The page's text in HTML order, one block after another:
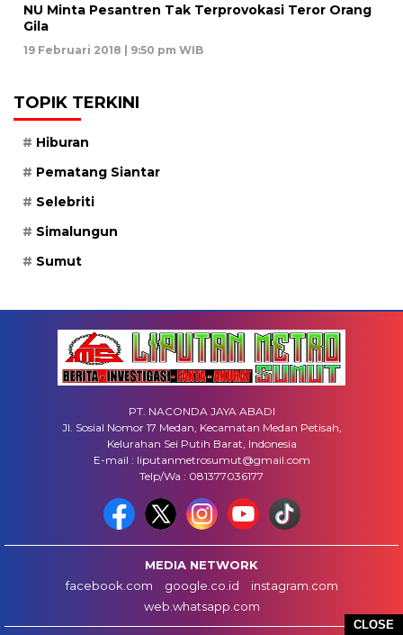
CLOSE
NU Minta Pesantren Tak Terprovokasi Teror Orang
Gila
19 Februari 2018 | 9:50 pm WIB
TOPIK TERKINI
Hiburan
Pematang Siantar
Selebriti
Simalungun
Sumut
PT. NACONDA JAYA ABADI
Jl. Sosial Nomor 17 Medan, Kecamatan Medan Petisah,
Kelurahan Sei Putih Barat, Indonesia
E-mail : liputanmetrosumut@gmail.com
Telp/Wa : 081377036177
MEDIA NETWORK
facebook.com
google.co.id
instagram.com
web.whatsapp.com